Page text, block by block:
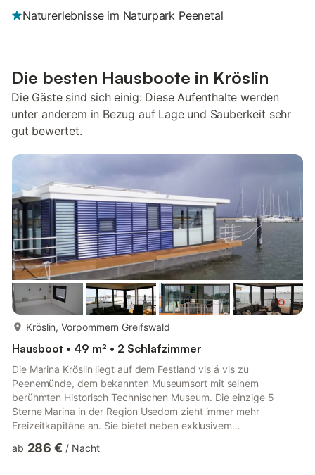
Naturerlebnisse im Naturpark Peenetal
Die besten Hausboote in Kröslin
Die Gäste sind sich einig: Diese Aufenthalte werden
unter anderem in Bezug auf Lage und Sauberkeit sehr
gut bewertet.
Kröslin, Vorpommern Greifswald
Hausboot • 49 m² • 2 Schlafzimmer
Die Marina Kröslin liegt auf dem Festland vis á vis zu
Peenemünde, dem bekannten Museumsort mit seinem
berühmten Historisch Technischen Museum. Die einzige 5
Sterne Marina in der Region Usedom zieht immer mehr
Freizeitkapitäne an. Sie bietet neben exklusivem
erstklassiges und leicht zugängliches Segel- und
ab 286 € / Nacht